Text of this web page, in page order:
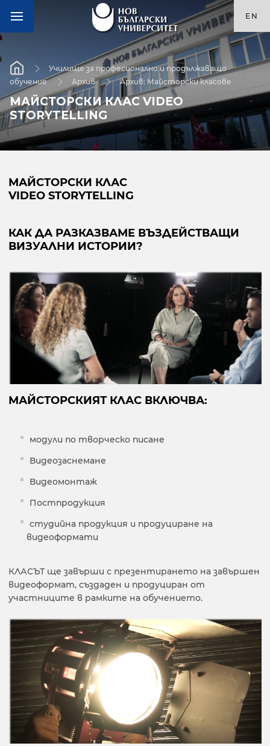
EN
Училище за професионално и продължаващо
обучение
Архив Архив: Майсторски класове
МАЙСТОРСКИ КЛАС VIDEO
STORYTELLING
МАЙСТОРСКИ КЛАС
VIDEO STORYTELLING
КАК ДА РАЗКАЗВАМЕ ВЪЗДЕЙСТВАЩИ
ВИЗУАЛНИ ИСТОРИИ?
МАЙСТОРСКИЯТ КЛАС ВКЛЮЧВА:
модули по творческо писане
Видеозаснемане
Видеомонтаж
Постпродукция
студийна продукция и продуциране на
видеоформати
КЛАСЪТ ще завърши с презентирането на завършен
видеоформат, създаден и продуциран от
участниците в рамките на обучението.